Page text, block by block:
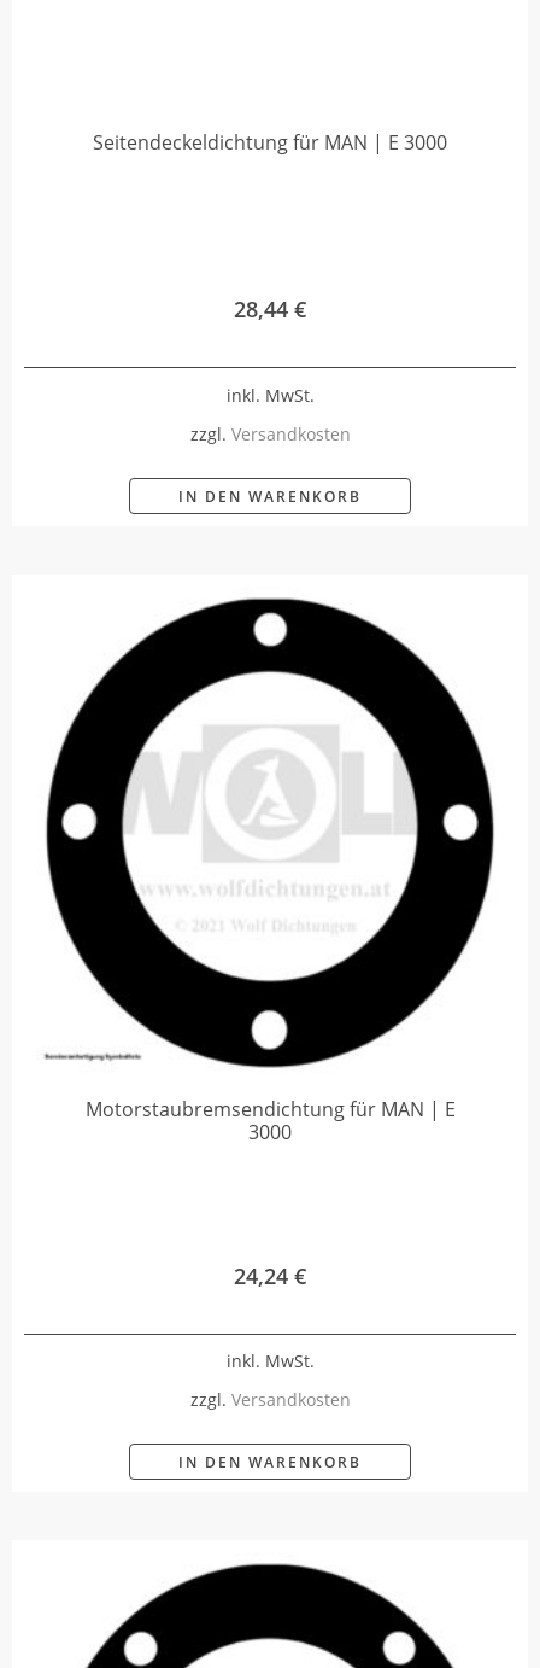
Seitendeckeldichtung für MAN | E 3000
28,44 €
inkl. MwSt.
zzgl. Versandkosten
IN DEN WARENKORB
Motorstaubremsendichtung für MAN | E
3000
24,24 €
inkl. MwSt.
zzgl. Versandkosten
IN DEN WARENKORB